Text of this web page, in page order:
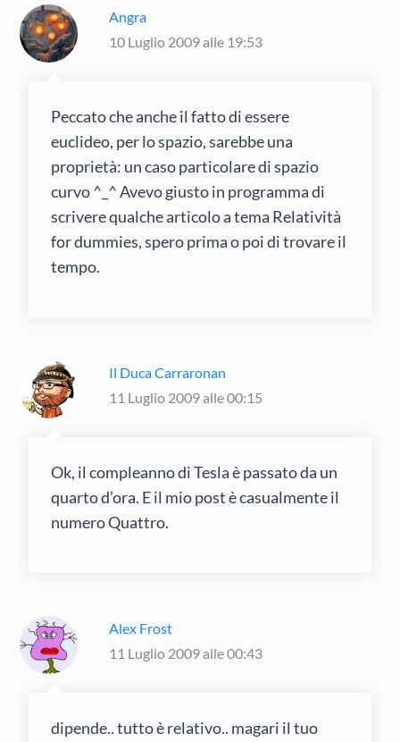
Angra
10 Luglio 2009 alle 19:53
Peccato che anche il fatto di essere
euclideo, per lo spazio, sarebbe una
proprietà: un caso particolare di spazio
curvo ^_^ Avevo giusto in programma di
scrivere qualche articolo a tema Relatività
for dummies, spero prima o poi di trovare il
tempo.
Il Duca Carraronan
11 Luglio 2009 alle 00:15
Ok, il compleanno di Tesla è passato da un
quarto d’ora. E il mio post è casualmente il
numero Quattro.
Alex Frost
11 Luglio 2009 alle 00:43
dipende.. tutto è relativo.. magari il tuo